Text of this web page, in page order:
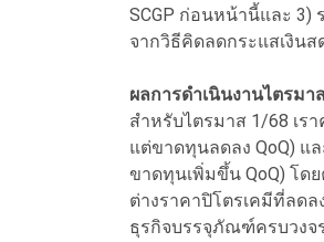
SCGP ก่อนหน้านี้และ 3)
จากวิธีคิดลดกระแสเงินส
ผลการดำเนินงานไตรมา
สำหรับไตรมาส 1/68 เร
แต่ขาดทุนลดลง QoQ) แ
ขาดทุนเพิ่มขึ้น QoQ) โด
ต่างราคาปิโตรเคมีที่ลด
ธุรกิจบรรจุภัณฑ์ครบวงจ